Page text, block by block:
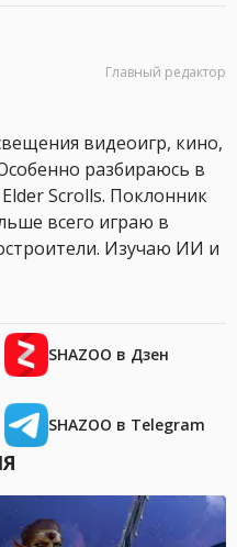
Главный редактор
видеоигр, кино,
разбираюсь в
Scrolls. Поклонник
всего играю в
Изучаю ИИ и
SHAZOO в Дзен
SHAZOO в Telegram